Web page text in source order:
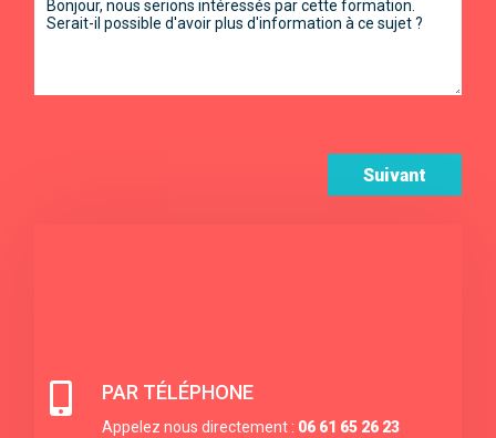
Suivant
 PAR TÉLÉPHONE
Appelez nous directement : 06 61 65 26 23